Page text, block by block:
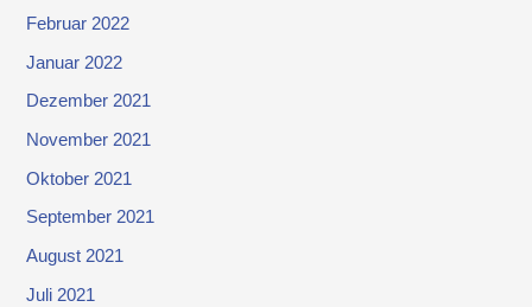
Februar 2022
Januar 2022
Dezember 2021
November 2021
Oktober 2021
September 2021
August 2021
Juli 2021